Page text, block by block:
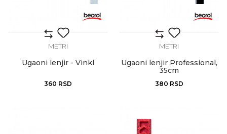
METRI
Ugaoni lenjir - Vinkl
360 RSD
METRI
Ugaoni lenjir Professional,
35cm
380 RSD